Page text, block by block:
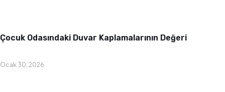
Çocuk Odasındaki Duvar Kaplamalarının Değeri
Ocak 30, 2026